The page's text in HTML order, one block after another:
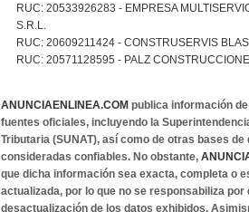
RUC: 20533926283 - EMPRESA
S.R.L.
RUC: 20609211424 - CONSTRUSERVIS
RUC: 20571128595 - PALZ
ANUNCIAENLINEA.COM publica información
fuentes oficiales, incluyendo la
Tributaria (SUNAT), así como de otras bases
consideradas confiables. No obstante,
que dicha información sea exacta, completa o
actualizada, por lo que no se responsabiliza
desactualización de los datos exhibidos.